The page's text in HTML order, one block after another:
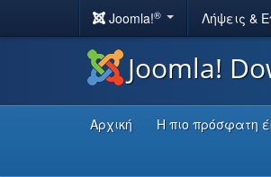
Joomla!® Λήψεις &
Joomla!
Αρχική Η πιο πρόσφατη